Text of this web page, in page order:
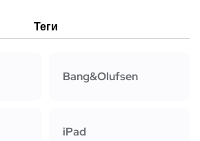
Теги
Bang&Olufsen
iPad